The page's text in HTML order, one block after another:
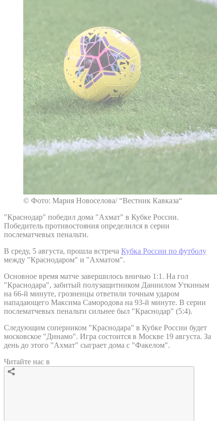
© Фото: Мария Новоселова/ “Вестник Кавказа“
"Краснодар" победил дома "Ахмат" в Кубке России.
Победитель противостояния определился в серии
послематчевых пенальти.
В среду, 5 августа, прошла встреча Кубка России по футболу
между "Краснодаром" и "Ахматом".
Основное время матче завершилось вничью 1:1. На гол
"Краснодара", забитый полузащитником Даниилом Уткиным
на 66-й минуте, грозненцы ответили точным ударом
нападающего Максима Самородова на 93-й минуте. В серии
послематчевых пенальти сильнее был "Краснодар" (5:4).
Следующим соперником "Краснодара" в Кубке России будет
московское "Динамо". Игра состоится в Москве 19 августа. За
день до этого "Ахмат" сыграет дома с "Факелом".
Читайте нас в